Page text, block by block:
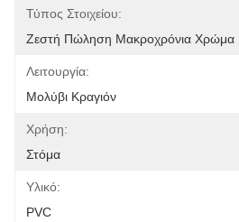
Τύπος Στοιχείου:
Ζεστή Πώληση Μακροχρόνια Χρώμα
Λειτουργία:
Μολύβι Κραγιόν
Χρήση:
Στόμα
Υλικό:
PVC